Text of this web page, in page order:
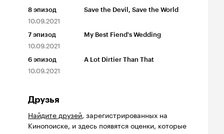
8 эпизод
10.09.2021
Save the Devil, Save the World
7 эпизод
10.09.2021
My Best Fiend's Wedding
6 эпизод
10.09.2021
A Lot Dirtier Than That
Друзья
Найдите друзей, зарегистрированных на
Кинопоиске, и здесь появятся оценки, которые